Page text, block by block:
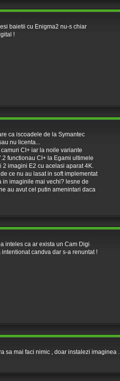
baietii cu Enigma2 nu-s chiar
!
ca iscoadele de la Symantec
nu licenta...
CI+ iar la noile variante
functionau CI+ la Egami ultimele
imagini E2 cu acelasi aparat 4K.
ce nu au lasat in soft implementat
in imaginile mai vechi? lesne de
au avut cel putin amenintari daca
inteles ca ar exista un Cam Digi
candva dar s-a renuntat !
sa mai faci nimic , doar instalezi imaginea .